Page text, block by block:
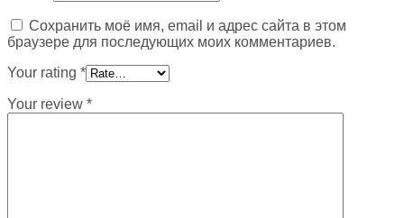
Сохранить моё имя, email и адрес сайта в этом
браузере для последующих моих комментариев.
Your rating *
Your review *